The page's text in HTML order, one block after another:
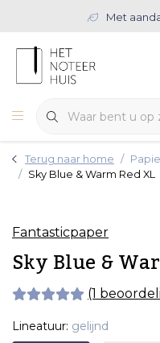
Met
Terug naar home
Sky Blue & Warm Red XL
Fantasticpaper
Sky Blue &
(1
Lineatuur: gelijnd